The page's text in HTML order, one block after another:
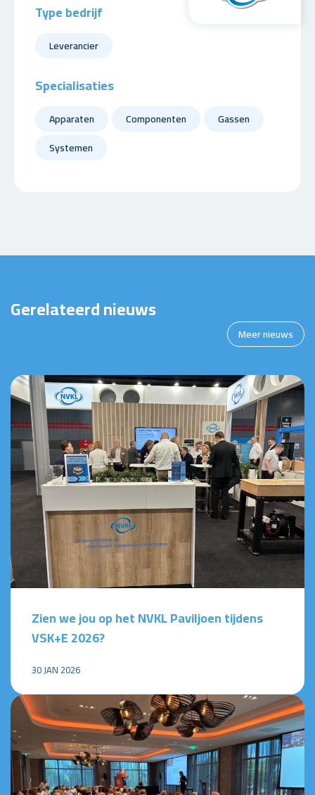
Type bedrijf
Leverancier
Specialisaties
Apparaten Componenten
Gassen
Systemen
Gerelateerd nieuws
Meer nieuws
Zien we jou op het NVKL Paviljoen tijdens
VSK+E 2026?
30 JAN 2026